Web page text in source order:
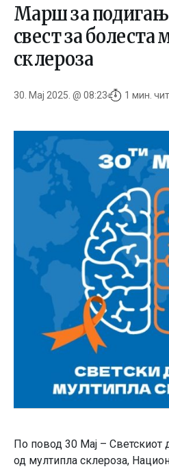
Марш за
свест за болеста
склероза
30. Мај 2025. @ 08:23 1 мин.
По повод 30 Мај – Светскиот
од мултипла склероза,